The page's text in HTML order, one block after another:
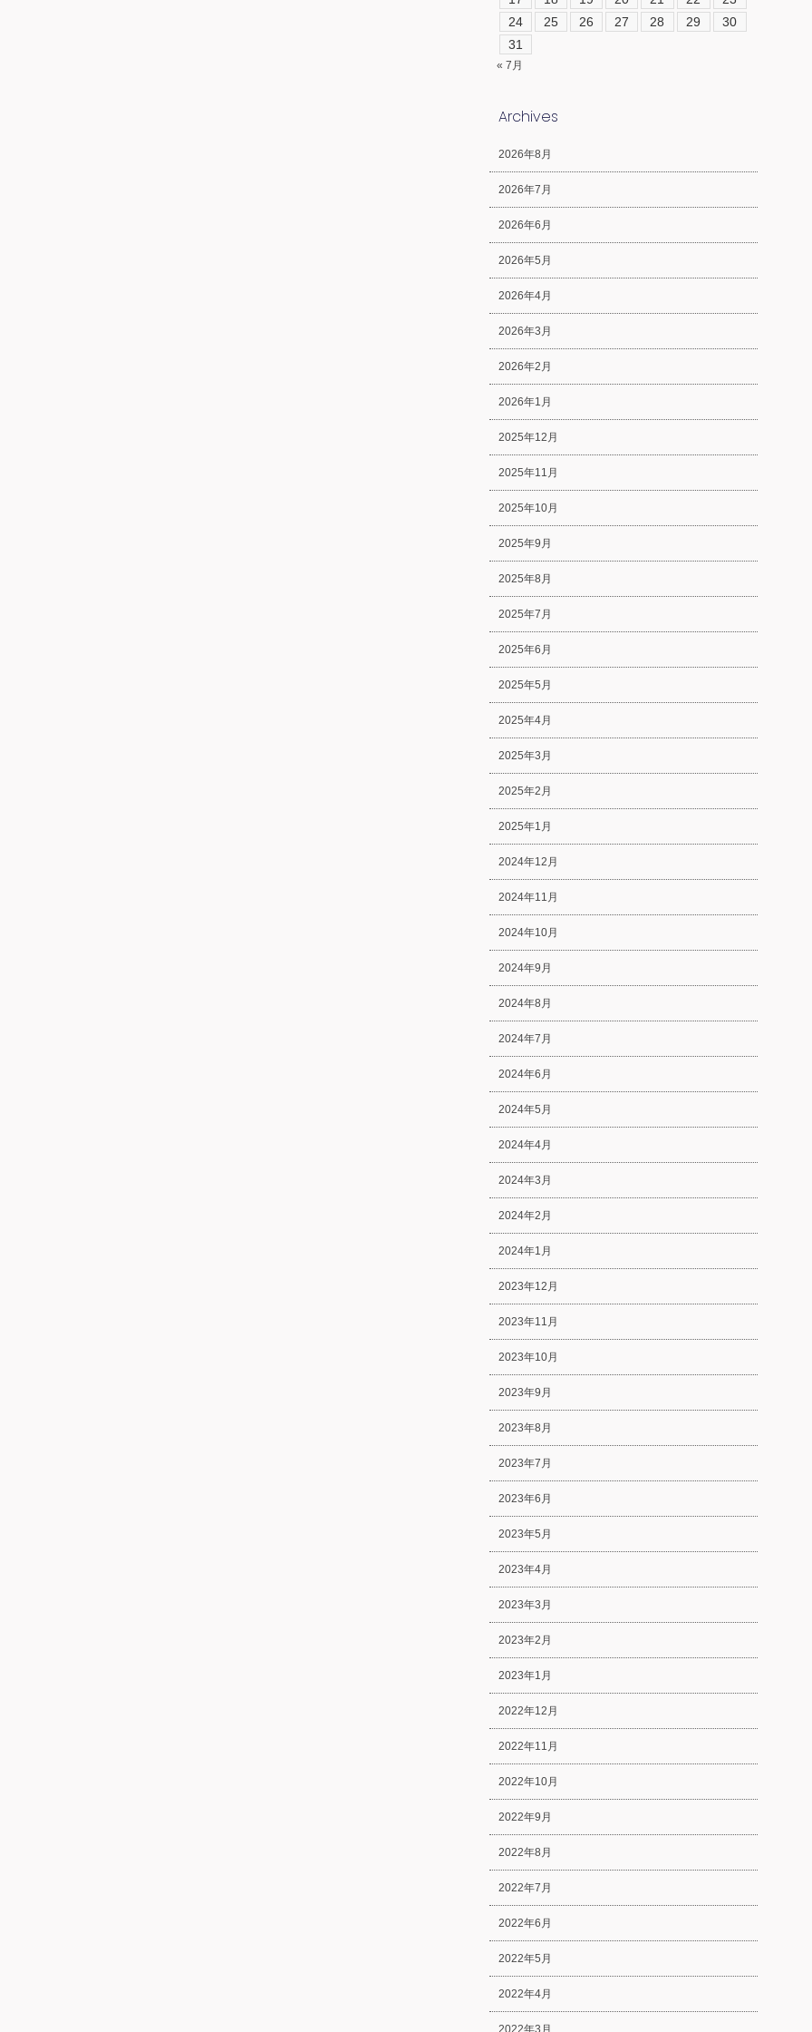
24
25 26 27 28 29
30
31
« 7月
Archives
2026年8月
2026年7月
2026年6月
2026年5月
2026年4月
2026年3月
2026年2月
2026年1月
2025年12月
2025年11月
2025年10月
2025年9月
2025年8月
2025年7月
2025年6月
2025年5月
2025年4月
2025年3月
2025年2月
2025年1月
2024年12月
2024年11月
2024年10月
2024年9月
2024年8月
2024年7月
2024年6月
2024年5月
2024年4月
2024年3月
2024年2月
2024年1月
2023年12月
2023年11月
2023年10月
2023年9月
2023年8月
2023年7月
2023年6月
2023年5月
2023年4月
2023年3月
2023年2月
2023年1月
2022年12月
2022年11月
2022年10月
2022年9月
2022年8月
2022年7月
2022年6月
2022年5月
2022年4月
2022年3月